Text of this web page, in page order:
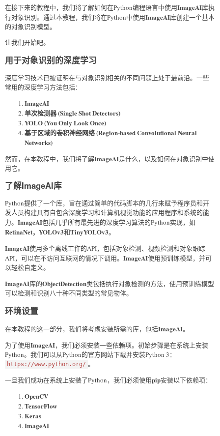
在接下来的教程中，我们将了解如何在Python编程语言中使用ImageAI库执
行对象识别。通过本教程，我们将在Python中使用ImageAI库创建一个基本
的对象识别模型。
让我们开始吧。
用于对象识别的深度学习
深度学习技术已被证明在与对象识别相关的不同问题上处于最前沿。一些
常用的深度学习方法包括：
ImageAI
单次检测器 (Single Shot Detectors)
YOLO (You Only Look Once)
基于区域的卷积神经网络 (Region-based Convolutional Neural
Networks)
然而，在本教程中，我们将了解ImageAI是什么，以及如何在对象识别中使
用它。
了解ImageAI库
Python提供了一个库，旨在通过简单的代码脚本的几行来赋予程序员和开
发人员构建具有自包含深度学习和计算机视觉功能的应用程序和系统的能
力。 ImageAI包括几乎所有最先进的深度学习算法的Python实现，如
RetinaNet，YOLOv3和TinyYOLOv3。
ImageAI使用多个离线工作的API，包括对象检测、视频检测和对象跟踪
API，可以在不访问互联网的情况下调用。 ImageAI使用预训练模型，并可
以轻松自定义。
ImageAI库的ObjectDetection类包括执行对象检测的方法，使用预训练模型
可以检测和识别八十种不同类型的常见物体。
环境设置
在本教程的这一部分，我们将考虑安装所需的库，包括ImageAI。
为了使用ImageAI，我们必须安装一些依赖项。初始步骤是在系统上安装
Python。我们可以从Python的官方网站下载并安装Python 3：
https://www.python.org/ 。
一旦我们成功在系统上安装了Python，我们必须使用pip安装以下依赖项：
OpenCV
TensorFlow
Keras
ImageAI